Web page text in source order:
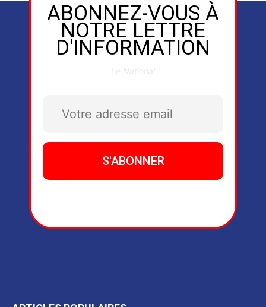
ABONNEZ-VOUS À
NOTRE LETTRE
D'INFORMATION